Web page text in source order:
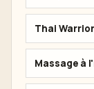
Thai Warrior
Massage à